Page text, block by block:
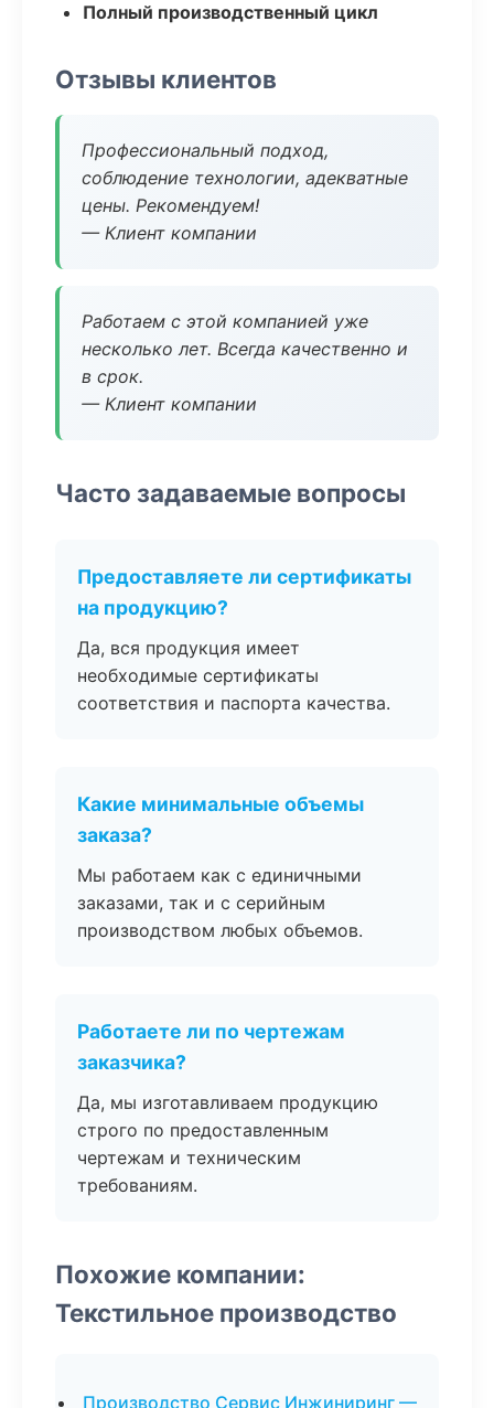
Полный производственный цикл
Отзывы клиентов
Профессиональный подход,
соблюдение технологии, адекватные
цены. Рекомендуем!
— Клиент компании
Работаем с этой компанией уже
несколько лет. Всегда качественно и
в срок.
— Клиент компании
Часто задаваемые вопросы
Предоставляете ли сертификаты
на продукцию?
Да, вся продукция имеет
необходимые сертификаты
соответствия и паспорта качества.
Какие минимальные объемы
заказа?
Мы работаем как с единичными
заказами, так и с серийным
производством любых объемов.
Работаете ли по чертежам
заказчика?
Да, мы изготавливаем продукцию
строго по предоставленным
чертежам и техническим
требованиям.
Похожие компании:
Текстильное производство
Производство Сервис Инжиниринг —